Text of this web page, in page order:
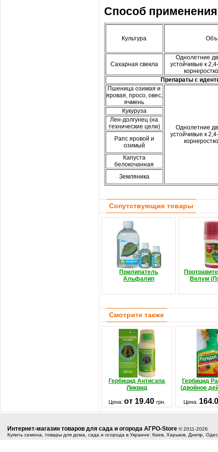
Способ
Культура
Сахарная свекла
Однолетние
устойчивые к
Препараты с
Пшеница озимая и
яровая, просо, овес,
ячмень
Однолетние
устойчивые к
Кукуруза
Лен-долгунец (на
технические цели)
Рапс яровой и
озимый
Капуста
белокочанная
Земляника
Сопутствующие товары
Прилипатель
Альфалип
Велум
Смотрите также
Гербицид Антисапа
Ликвид
Гербицид
(двойное
Цена: от 19.40 грн. Цена:
Интернет-магазин товаров для сада и огорода АГРО-Store © 2011-2026
Купить семена, товары для дома, сада и огорода в Украине: Киев, Харьков, Днепр,